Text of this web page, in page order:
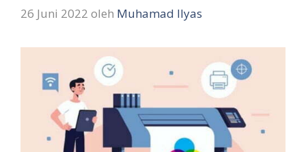
26 Juni 2022 oleh Muhamad Ilyas